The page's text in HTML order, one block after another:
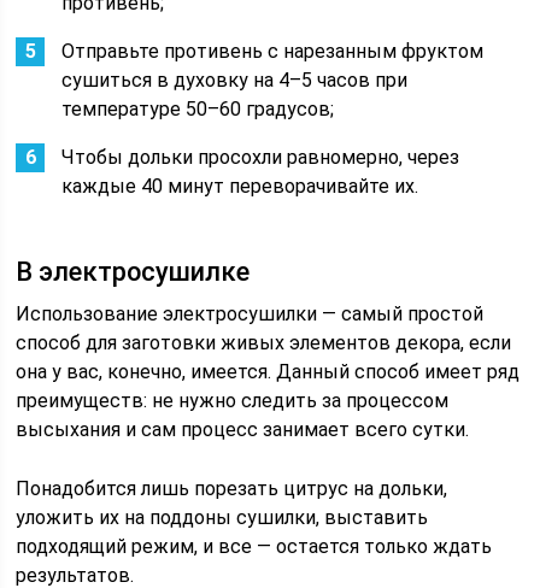
Отправьте противень с нарезанным фруктом
сушиться в духовку на 4–5 часов при
температуре 50–60 градусов;
Чтобы дольки просохли равномерно, через
каждые 40 минут переворачивайте их.
В электросушилке
Использование электросушилки — самый простой
способ для заготовки живых элементов декора, если
она у вас, конечно, имеется. Данный способ имеет ряд
преимуществ: не нужно следить за процессом
высыхания и сам процесс занимает всего сутки.
Понадобится лишь порезать цитрус на дольки,
уложить их на поддоны сушилки, выставить
подходящий режим, и все — остается только ждать
результатов.